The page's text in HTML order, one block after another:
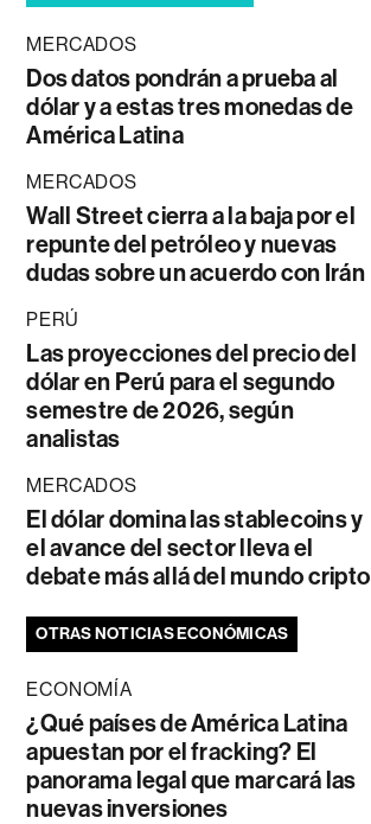
MERCADOS
Dos datos pondrán a prueba al
dólar y a estas tres monedas de
América Latina
MERCADOS
Wall Street cierra a la baja por el
repunte del petróleo y nuevas
dudas sobre un acuerdo con Irán
PERÚ
Las proyecciones del precio del
dólar en Perú para el segundo
semestre de 2026, según
analistas
MERCADOS
El dólar domina las stablecoins y
el avance del sector lleva el
debate más allá del mundo cripto
OTRAS NOTICIAS ECONÓMICAS
ECONOMÍA
¿Qué países de América Latina
apuestan por el fracking? El
panorama legal que marcará las
nuevas inversiones